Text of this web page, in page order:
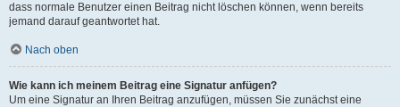
dass normale Benutzer einen Beitrag nicht löschen können, wenn bereits
jemand darauf geantwortet hat.
Nach oben
Wie kann ich meinem Beitrag eine Signatur anfügen?
Um eine Signatur an Ihren Beitrag anzufügen, müssen Sie zunächst eine